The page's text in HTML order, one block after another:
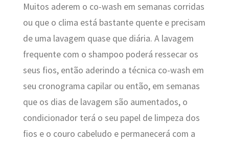
Muitos aderem o co-wash em semanas corridas
ou que o clima está bastante quente e precisam
de uma lavagem quase que diária. A lavagem
frequente com o shampoo poderá ressecar os
seus fios, então aderindo a técnica co-wash em
seu cronograma capilar ou então, em semanas
que os dias de lavagem são aumentados, o
condicionador terá o seu papel de limpeza dos
fios e o couro cabeludo e permanecerá com a